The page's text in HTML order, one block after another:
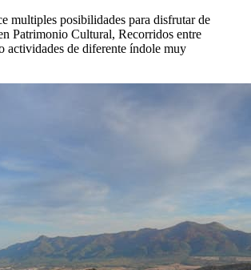
multiples posibilidades para disfrutar de
Patrimonio Cultural, Recorridos entre
actividades de diferente índole muy